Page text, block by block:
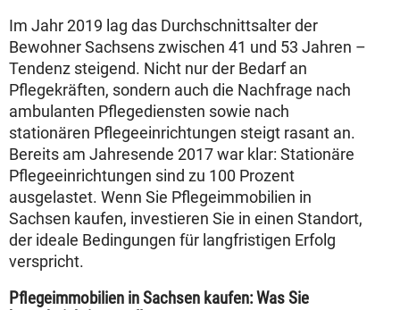
Im Jahr 2019 lag das Durchschnittsalter der
Bewohner Sachsens zwischen 41 und 53 Jahren –
Tendenz steigend. Nicht nur der Bedarf an
Pflegekräften, sondern auch die Nachfrage nach
ambulanten Pflegediensten sowie nach
stationären Pflegeeinrichtungen steigt rasant an.
Bereits am Jahresende 2017 war klar: Stationäre
Pflegeeinrichtungen sind zu 100 Prozent
ausgelastet. Wenn Sie Pflegeimmobilien in
Sachsen kaufen, investieren Sie in einen Standort,
der ideale Bedingungen für langfristigen Erfolg
verspricht.
Pflegeimmobilien in Sachsen kaufen: Was Sie